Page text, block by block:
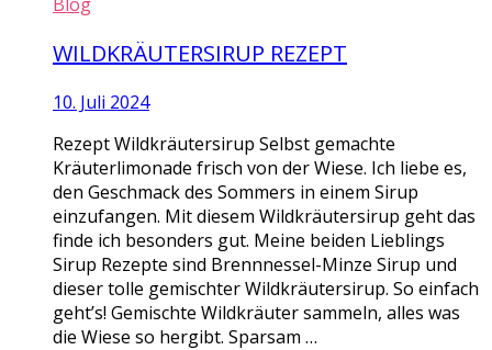
WILDKRÄUTERSIRUP REZEPT
10. Juli 2024
Rezept Wildkräutersirup Selbst gemachte
Kräuterlimonade frisch von der Wiese. Ich liebe es,
den Geschmack des Sommers in einem Sirup
einzufangen. Mit diesem Wildkräutersirup geht das
finde ich besonders gut. Meine beiden Lieblings
Sirup Rezepte sind Brennnessel-Minze Sirup und
dieser tolle gemischter Wildkräutersirup. So einfach
geht’s! Gemischte Wildkräuter sammeln, alles was
die Wiese so hergibt. Sparsam …